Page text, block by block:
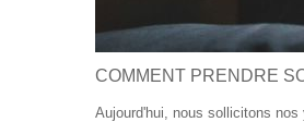
COMMENT PRENDRE
Aujourd'hui, nous sollicitons